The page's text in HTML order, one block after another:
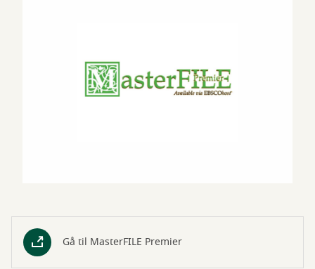
Gå til MasterFILE Premier